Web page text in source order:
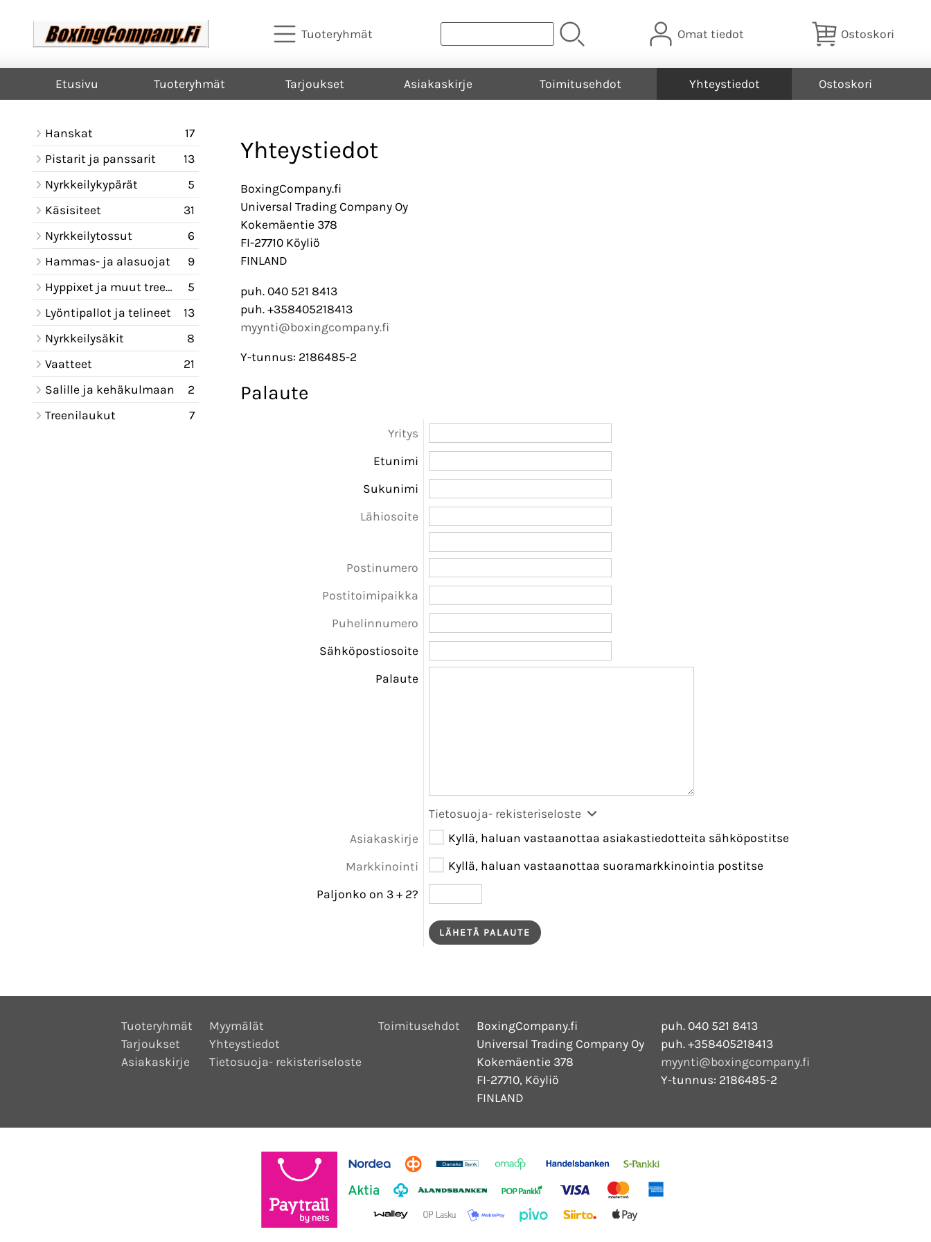
Tuoteryhmät Omat tiedot Ostoskori
Etusivu Tuoteryhmät Tarjoukset Asiakaskirje Toimitusehdot Yhteystiedot Ostoskori
Hanskat
17
Pistarit ja panssarit
13
Nyrkkeilykypärät
5
Käsisiteet
31
Nyrkkeilytossut
6
Hammas- ja alasuojat
9
Hyppixet ja muut treenikamat
5
Lyöntipallot ja telineet
13
Nyrkkeilysäkit
8
Vaatteet
21
Salille ja kehäkulmaan
2
Treenilaukut
7
Yhteystiedot
BoxingCompany.fi
Universal Trading Company Oy
Kokemäentie 378
FI-27710 Köyliö
FINLAND
puh. 040 521 8413
puh. +358405218413
myynti@boxingcompany.fi
Y-tunnus: 2186485-2
Palaute
Yritys
Etunimi
Sukunimi
Lähiosoite
Postinumero
Postitoimipaikka
Puhelinnumero
Sähköpostiosoite
Palaute
Tietosuoja- rekisteriseloste
Asiakaskirje
Kyllä, haluan vastaanottaa asiakastiedotteita sähköpostitse
Markkinointi Kyllä, haluan vastaanottaa suoramarkkinointia postitse
Paljonko on 3 + 2?
Tuoteryhmät
Tarjoukset
Asiakaskirje
Myymälät
Yhteystiedot
Tietosuoja- rekisteriseloste
Toimitusehdot
BoxingCompany.fi
Universal Trading Company Oy
Kokemäentie 378
FI-27710, Köyliö
FINLAND
puh. 040 521 8413
puh. +358405218413
myynti@boxingcompany.fi
Y-tunnus: 2186485-2